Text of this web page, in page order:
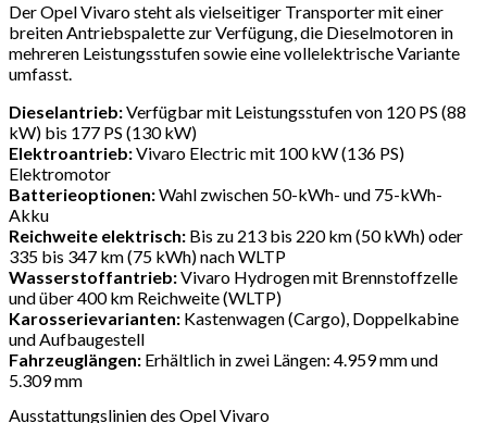
Der Opel Vivaro steht als vielseitiger Transporter mit einer
breiten Antriebspalette zur Verfügung, die Dieselmotoren in
mehreren Leistungsstufen sowie eine vollelektrische Variante
umfasst.
Dieselantrieb:Verfügbar mit Leistungsstufen von 120 PS (88
kW) bis 177 PS (130 kW)
Elektroantrieb:Vivaro Electric mit 100 kW (136 PS)
Elektromotor
Batterieoptionen:Wahl zwischen 50-kWh- und 75-kWh-
Akku
Reichweite elektrisch: Bis zu 213 bis 220 km (50 kWh) oder
335 bis 347 km (75 kWh) nach WLTP
Wasserstoffantrieb:Vivaro Hydrogen mit Brennstoffzelle
und über 400 km Reichweite (WLTP)
Karosserievarianten: Kastenwagen (Cargo), Doppelkabine
und Aufbaugestell
Fahrzeuglängen: Erhältlich in zwei Längen: 4.959 mm und
5.309 mm
Ausstattungslinien des Opel Vivaro